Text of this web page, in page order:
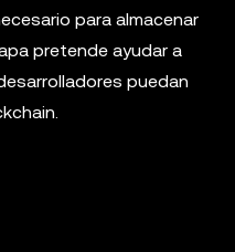
para almacenar
pretende ayudar a
puedan